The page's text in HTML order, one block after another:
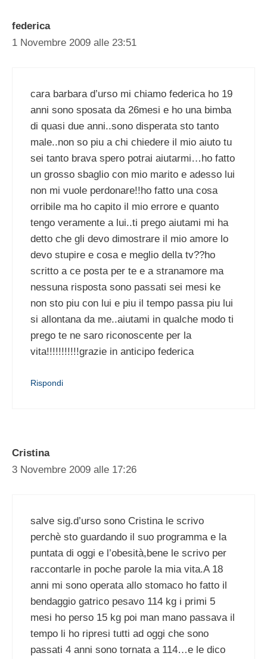
federica
1 Novembre 2009 alle 23:51
cara barbara d’urso mi chiamo federica ho 19
anni sono sposata da 26mesi e ho una bimba
di quasi due anni..sono disperata sto tanto
male..non so piu a chi chiedere il mio aiuto tu
sei tanto brava spero potrai aiutarmi…ho fatto
un grosso sbaglio con mio marito e adesso lui
non mi vuole perdonare!!ho fatto una cosa
orribile ma ho capito il mio errore e quanto
tengo veramente a lui..ti prego aiutami mi ha
detto che gli devo dimostrare il mio amore lo
devo stupire e cosa e meglio della tv??ho
scritto a ce posta per te e a stranamore ma
nessuna risposta sono passati sei mesi ke
non sto piu con lui e piu il tempo passa piu lui
si allontana da me..aiutami in qualche modo ti
prego te ne saro riconoscente per la
vita!!!!!!!!!!!grazie in anticipo federica
Rispondi
Cristina
3 Novembre 2009 alle 17:26
salve sig.d’urso sono Cristina le scrivo
perchè sto guardando il suo programma e la
puntata di oggi e l’obesità,bene le scrivo per
raccontarle in poche parole la mia vita.A 18
anni mi sono operata allo stomaco ho fatto il
bendaggio gatrico pesavo 114 kg i primi 5
mesi ho perso 15 kg poi man mano passava il
tempo li ho ripresi tutti ad oggi che sono
passati 4 anni sono tornata a 114…e le dico